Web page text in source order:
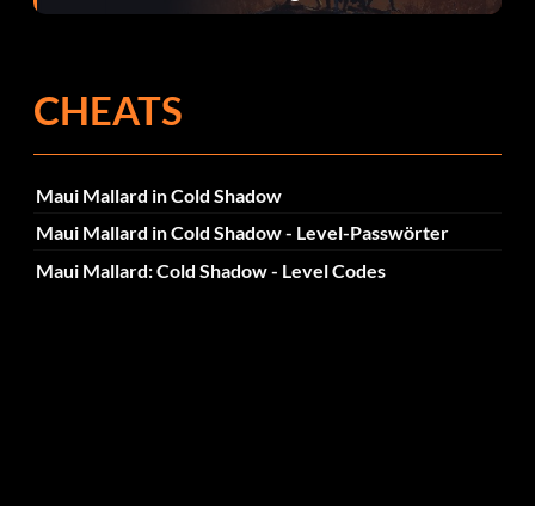
Fehlerbehebungen
CHEATS
Maui Mallard in Cold Shadow
Maui Mallard in Cold Shadow - Level-Passwörter
Maui Mallard: Cold Shadow - Level Codes